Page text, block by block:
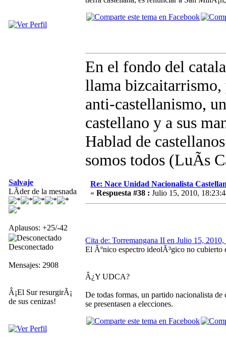
En el fondo del
llama
anti-castellanismo,
castellano y a sus
Hablad de
somos todos (LuÃ­s
Salvaje
LÃ­der de la mesnada
Aplausos: +25/-42
Desconectado
Mensajes: 2908
Â¡El Sur resurgirÃ¡
de sus cenizas!
Re: Nace Unidad Nacionalista
« Respuesta #38 : Julio 15, 2010,
Cita de: Torremangana II en Julio 15,
El Ãºnico espectro ideolÃ³gico no cubierto
Â¿Y UDCA?
De todas formas, un partido nacionalista
se presentasen a elecciones.